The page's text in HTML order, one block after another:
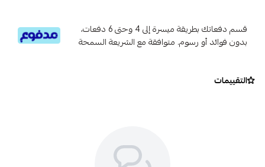
قسم دفعاتك بطريقة ميسرة إلى 4 وحتى 6 دفعات،
بدون فوائد أو رسوم. متوافقة مع الشريعة السمحة
التقييمات